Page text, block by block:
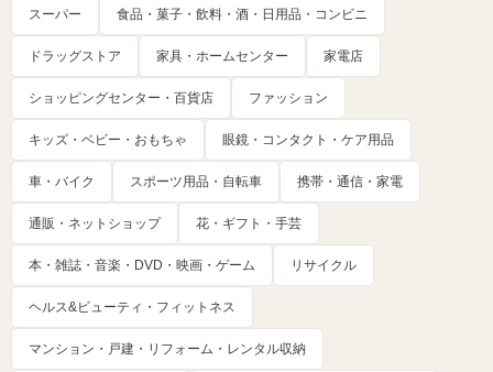
スーパー 食品・菓子・飲料・酒・日用品・コンビニ
ドラッグストア 家具・ホームセンター 家電店
ショッピングセンター・百貨店 ファッション
キッズ・ベビー・おもちゃ 眼鏡・コンタクト・ケア用品
車・バイク スポーツ用品・自転車 携帯・通信・家電
通販・ネットショップ 花・ギフト・手芸
本・雑誌・音楽・DVD・映画・ゲーム リサイクル
ヘルス&ビューティ・フィットネス
マンション・戸建・リフォーム・レンタル収納